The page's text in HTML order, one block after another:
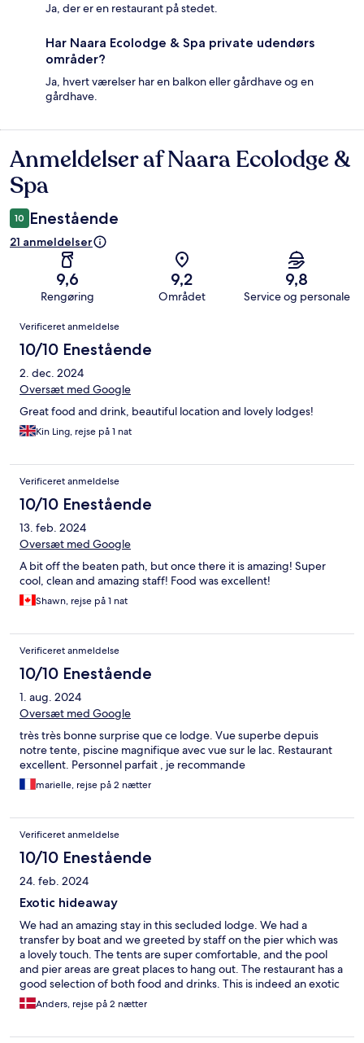
Ja, der er en restaurant på stedet.
Har Naara Ecolodge & Spa private udendørs
områder?
Ja, hvert værelser har en balkon eller gårdhave og en
gårdhave.
Anmeldelser
Anmeldelser af Naara Ecolodge &
Spa
10 Enestående
21 anmeldelser
9,6
Rengøring
9,2
Området
9,8
Service og personale
Anmeldelser
Verificeret anmeldelse
10/10 Enestående
2. dec. 2024
Oversæt med Google
Great food and drink, beautiful location and lovely lodges!
Kin Ling, rejse på 1 nat
Verificeret anmeldelse
10/10 Enestående
13. feb. 2024
Oversæt med Google
A bit off the beaten path, but once there it is amazing! Super
cool, clean and amazing staff! Food was excellent!
Shawn, rejse på 1 nat
Verificeret anmeldelse
10/10 Enestående
1. aug. 2024
Oversæt med Google
très très bonne surprise que ce lodge. Vue superbe depuis
notre tente, piscine magnifique avec vue sur le lac. Restaurant
excellent. Personnel parfait , je recommande
marielle, rejse på 2 nætter
Verificeret anmeldelse
10/10 Enestående
24. feb. 2024
Exotic hideaway
We had an amazing stay in this secluded lodge. We had a
transfer by boat and we greeted by staff on the pier which was
a lovely touch. The tents are super comfortable, and the pool
and pier areas are great places to hang out. The restaurant has a
good selection of both food and drinks. This is indeed an exotic
hideaway and can be highly recommended.
Anders, rejse på 2 nætter